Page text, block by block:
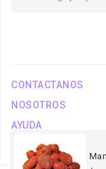
CONTACTANOS
NOSOTROS
AYUDA
COMPRAR